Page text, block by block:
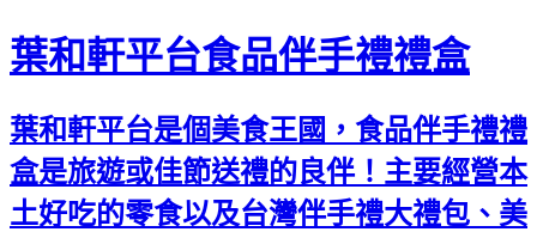
葉和軒平台食品伴手禮禮盒
葉和軒平台是個美食王國，食品伴手禮禮
盒是旅遊或佳節送禮的良伴！主要經營本
土好吃的零食以及台灣伴手禮大禮包、美